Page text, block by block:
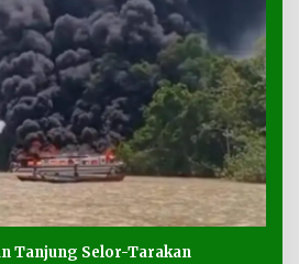
Tanjung Selor-Tarakan